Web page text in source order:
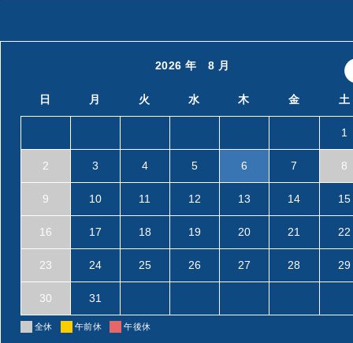
2026 年 8 月
日 月 火 水 木 金 土
1
2 3 4 5 6 7 8
9 10 11 12 13 14 15
16 17 18 19 20 21 22
23 24 25 26 27 28 29
30 31
全休 午前休 午後休